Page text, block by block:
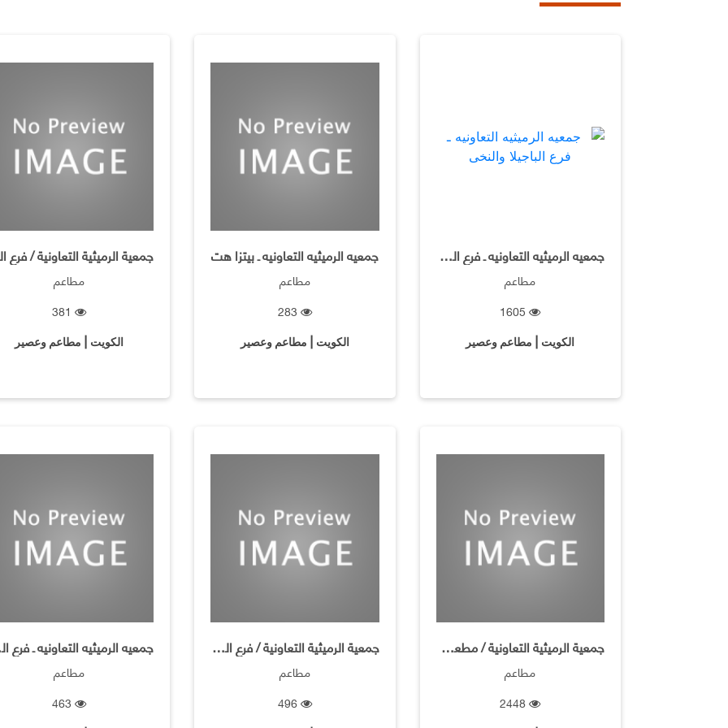
جمعيه الرميثيه التعاونيه ـ فرع الباجيلا والنخى
مطاعم
1605
الكويت | مطاعم وعصير
جمعيه الرميثيه التعاونيه ـ بيتزا هت
مطاعم
الكويت | مطاعم وعصير
مطاعم
381
الكويت | مطاعم وعصير
جمعية الرميثية التعاونية / مطعم مأكولات هندية
مطاعم
2448
جمعية الرميثية التعاونية / فرع المأكولات الخفيفة
مطاعم
496
مطاعم
463